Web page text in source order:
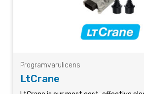
Programvarulicens
LtCrane